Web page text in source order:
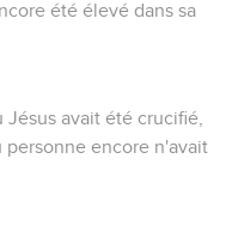
été élevé dans sa
avait été crucifié,
encore n'avait